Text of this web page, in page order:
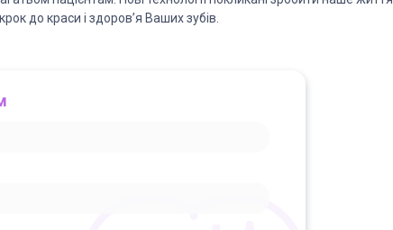
до краси і здоров’я Ваших зубів.